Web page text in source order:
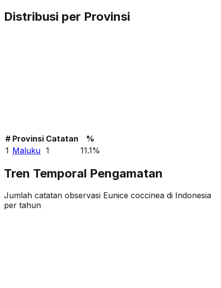
Distribusi per Provinsi
# Provinsi Catatan
%
1 Maluku 1 11.1%
Tren Temporal Pengamatan
Jumlah catatan observasi Eunice coccinea di Indonesia
per tahun